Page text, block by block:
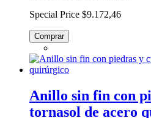
Special Price $9.172,46
Comprar
Anillo sin fin con
tornasol de acero